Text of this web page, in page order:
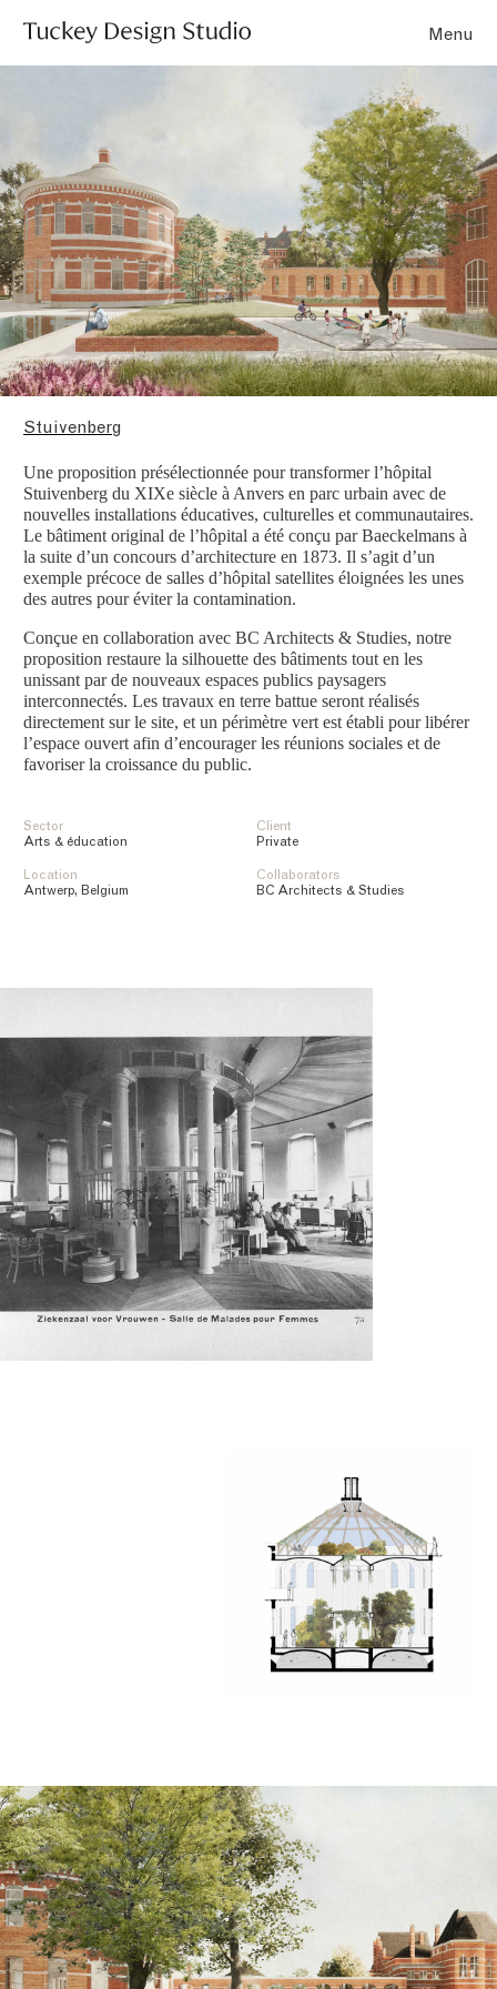
Menu
Stuivenberg
Une proposition présélectionnée pour transformer l’hôpital
Stuivenberg du XIXe siècle à Anvers en parc urbain avec de
nouvelles installations éducatives, culturelles et communautaires.
Le bâtiment original de l’hôpital a été conçu par Baeckelmans à
la suite d’un concours d’architecture en 1873. Il s’agit d’un
exemple précoce de salles d’hôpital satellites éloignées les unes
des autres pour éviter la contamination.
Conçue en collaboration avec BC Architects & Studies, notre
proposition restaure la silhouette des bâtiments tout en les
unissant par de nouveaux espaces publics paysagers
interconnectés. Les travaux en terre battue seront réalisés
directement sur le site, et un périmètre vert est établi pour libérer
l’espace ouvert afin d’encourager les réunions sociales et de
favoriser la croissance du public.
Sector
Arts & éducation
Client
Private
Location
Antwerp, Belgium
Collaborators
BC Architects & Studies